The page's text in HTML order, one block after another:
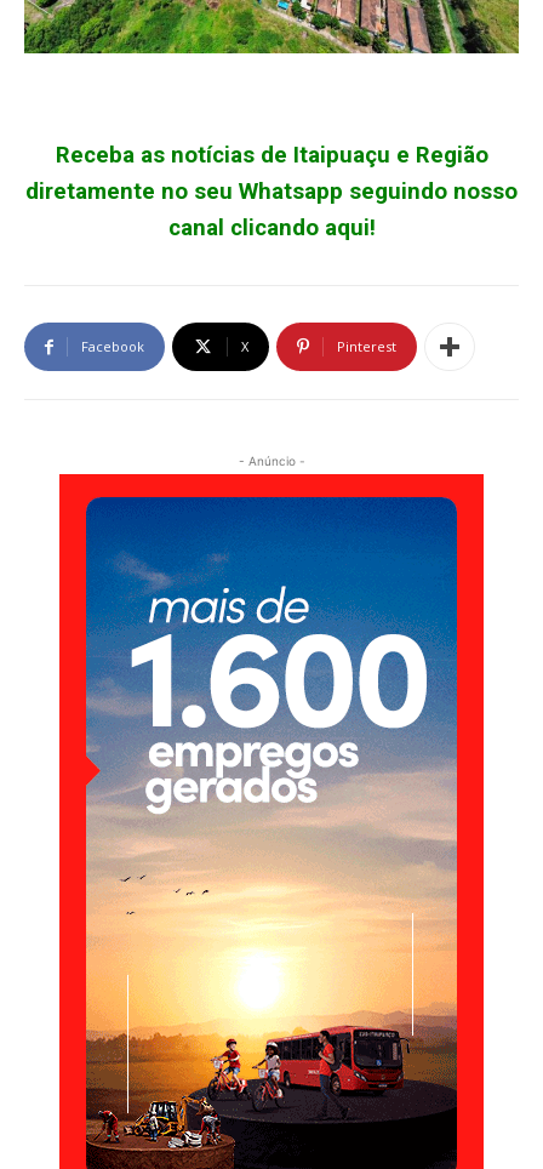
Receba as notícias de Itaipuaçu e Região
diretamente no seu Whatsapp seguindo nosso
canal clicando aqui!
Facebook X Pinterest
- Anúncio -